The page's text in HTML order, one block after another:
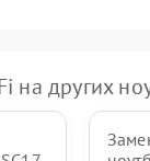
на других